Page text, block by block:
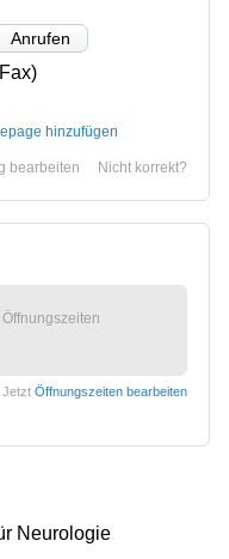
Anrufen
hinzufügen
Nicht korrekt?
bearbeiten
Jetzt Öffnungszeiten bearbeiten
Neurologie